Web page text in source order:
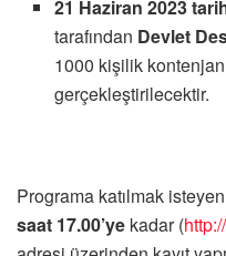
21 Haziran 2023
tarafından Devlet
1000 kişilik
gerçekleştirilecektir.
Programa katılmak
saat 17.00’ye kadar (